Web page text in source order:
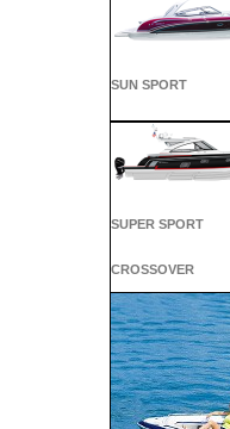
SUN SPORT
SUPER SPORT
CROSSOVER
ALL SPORT